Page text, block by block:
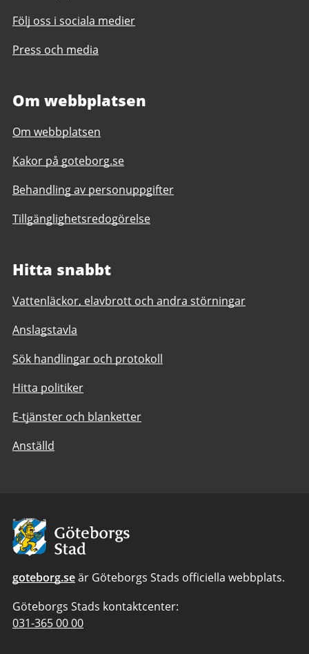
Följ oss i sociala medier
Press och media
Om webbplatsen
Om webbplatsen
Kakor på goteborg.se
Behandling av personuppgifter
Tillgänglighetsredogörelse
Hitta snabbt
Vattenläckor, elavbrott och andra störningar
Anslagstavla
Sök handlingar och protokoll
Hitta politiker
E-tjänster och blanketter
Anställd
Avsändare:
Göteborgs
Stad
goteborg.seär Göteborgs Stads officiella webbplats.
Göteborgs Stads kontaktcenter:
Telefonnummer
031-365 00 00